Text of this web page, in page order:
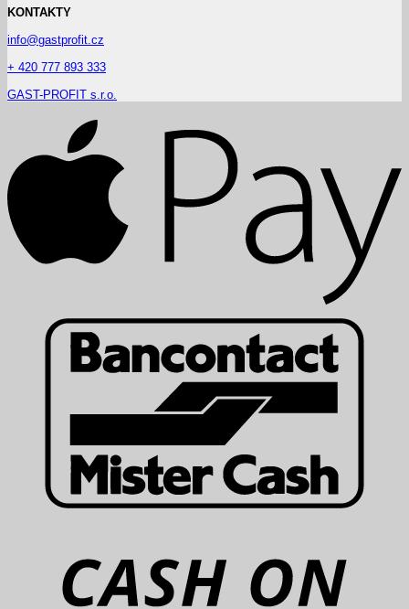
KONTAKTY
info@gastprofit.cz
+ 420 777 893 333
GAST-PROFIT s.r.o.